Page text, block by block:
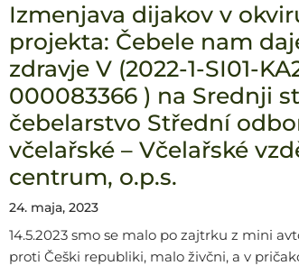
Izmenjava dijakov v
projekta: Čebele nam
zdravje V (2022-1-SI01-
000083366 ) na Srednji
čebelarstvo Střední
včelařské – Včelařské
centrum, o.p.s.
24. maja, 2023
14.5.2023 smo se malo po zajtrku z mini
proti Češki republiki, malo živčni, a v